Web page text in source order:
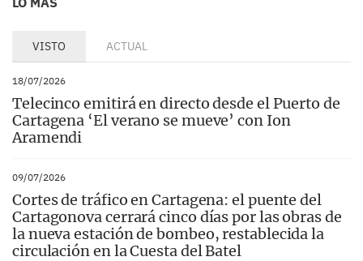
VISTO ACTUAL
18/07/2026
Telecinco emitirá en directo desde el Puerto de
Cartagena ‘El verano se mueve’ con Ion
Aramendi
09/07/2026
Cortes de tráfico en Cartagena: el puente del
Cartagonova cerrará cinco días por las obras de
la nueva estación de bombeo, restablecida la
circulación en la Cuesta del Batel